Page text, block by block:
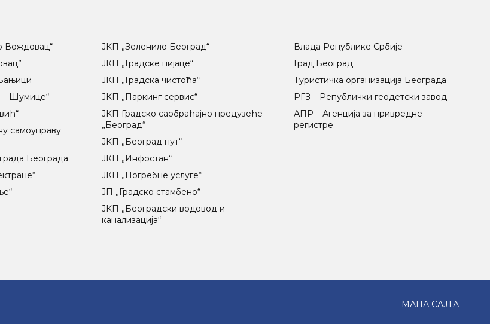
Вождовац“
– Шумице“
самоуправу
Београда
ЈКП „Зеленило Београд“
ЈКП „Градске пијаце“
ЈКП „Градска чистоћа“
ЈКП „Паркинг сервис“
ЈКП Градско саобраћајно предузеће
„Београд“
ЈКП „Београд пут“
ЈКП „Инфостан“
ЈКП „Погребне услуге“
ЈП „Градско стамбено“
ЈКП „Београдски водовод и
канализација“
Влада Републике Србије
Град Београд
Туристичка организација Београда
РГЗ – Републички геодетски завод
АПР – Агенција за привредне
регистре
МАПА САЈТА